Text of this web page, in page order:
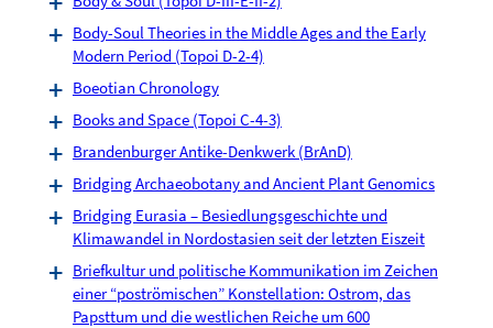
Body-Soul Theories in the Middle Ages and the Early
Modern Period (Topoi D-2-4)
Boeotian Chronology
Books and Space (Topoi C-4-3)
Brandenburger Antike-Denkwerk (BrAnD)
Bridging Archaeobotany and Ancient Plant Genomics
Bridging Eurasia – Besiedlungsgeschichte und
Klimawandel in Nordostasien seit der letzten Eiszeit
Briefkultur und politische Kommunikation im Zeichen
einer “poströmischen” Konstellation: Ostrom, das
Papsttum und die westlichen Reiche um 600